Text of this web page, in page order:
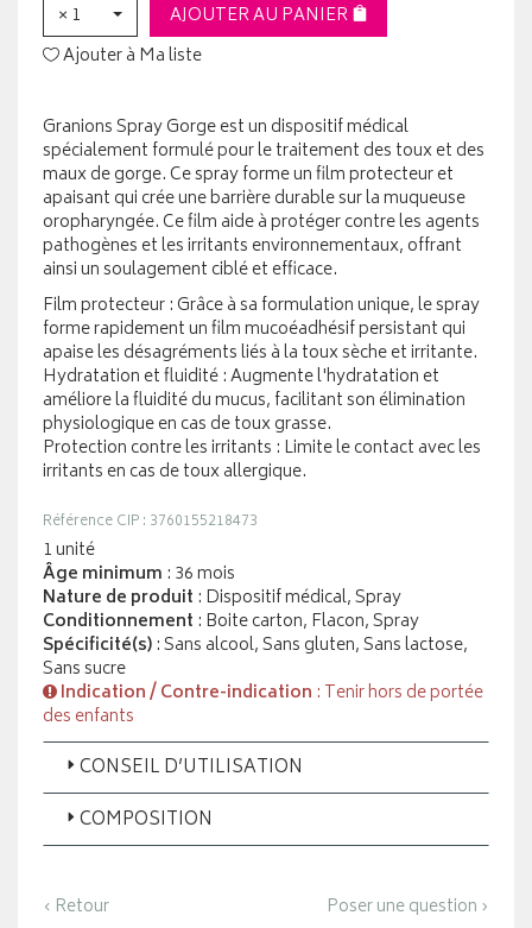
× 1
AJOUTER AU PANIER
Ajouter à Ma liste
Granions Spray Gorge est un dispositif médical
spécialement formulé pour le traitement des toux et des
maux de gorge. Ce spray forme un film protecteur et
apaisant qui crée une barrière durable sur la muqueuse
oropharyngée. Ce film aide à protéger contre les agents
pathogènes et les irritants environnementaux, offrant
ainsi un soulagement ciblé et efficace.
Film protecteur : Grâce à sa formulation unique, le spray
forme rapidement un film mucoéadhésif persistant qui
apaise les désagréments liés à la toux sèche et irritante.
Hydratation et fluidité : Augmente l'hydratation et
améliore la fluidité du mucus, facilitant son élimination
physiologique en cas de toux grasse.
Protection contre les irritants : Limite le contact avec les
irritants en cas de toux allergique.
Référence CIP : 3760155218473
1 unité
Âge minimum : 36 mois
Nature de produit : Dispositif médical, Spray
Conditionnement : Boite carton, Flacon, Spray
Spécificité(s): Sans alcool, Sans gluten, Sans lactose,
Sans sucre
Indication / Contre-indication : Tenir hors de portée
des enfants
CONSEIL D’UTILISATION
COMPOSITION
‹ Retour Poser une question ›